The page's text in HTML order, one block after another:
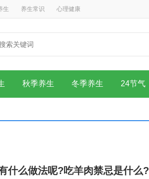
生 养生常识 心理健康
秋季养生 冬季养生 24节气
什么做法呢?吃羊肉禁忌是什么?